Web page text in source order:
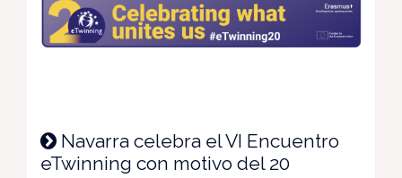
Navarra celebra el VI Encuentro
eTwinning con motivo del 20